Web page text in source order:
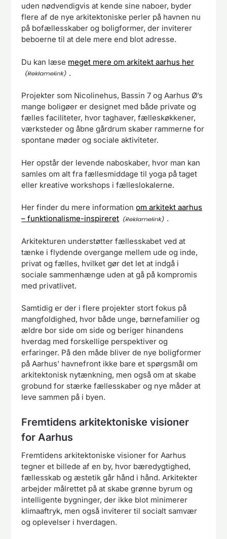
uden nødvendigvis at kende sine naboer, byder
flere af de nye arkitektoniske perler på havnen nu
på bofællesskaber og boligformer, der inviterer
beboerne til at dele mere end blot adresse.
Du kan læse meget mere om arkitekt aarhus her
.
Projekter som Nicolinehus, Bassin 7 og Aarhus Ø’s
mange boligøer er designet med både private og
fælles faciliteter, hvor taghaver, fælleskøkkener,
værksteder og åbne gårdrum skaber rammerne for
spontane møder og sociale aktiviteter.
Her opstår der levende naboskaber, hvor man kan
samles om alt fra fællesmiddage til yoga på taget
eller kreative workshops i fælleslokalerne.
Her finder du mere informationom arkitekt aarhus
– funktionalisme-inspireret
.
Arkitekturen understøtter fællesskabet ved at
tænke i flydende overgange mellem ude og inde,
privat og fælles, hvilket gør det let at indgå i
sociale sammenhænge uden at gå på kompromis
med privatlivet.
Samtidig er der i flere projekter stort fokus på
mangfoldighed, hvor både unge, børnefamilier og
ældre bor side om side og beriger hinandens
hverdag med forskellige perspektiver og
erfaringer. På den måde bliver de nye boligformer
på Aarhus’ havnefront ikke bare et spørgsmål om
arkitektonisk nytænkning, men også om at skabe
grobund for stærke fællesskaber og nye måder at
leve sammen på i byen.
Fremtidens arkitektoniske visioner
for Aarhus
Fremtidens arkitektoniske visioner for Aarhus
tegner et billede af en by, hvor bæredygtighed,
fællesskab og æstetik går hånd i hånd. Arkitekter
arbejder målrettet på at skabe grønne byrum og
intelligente bygninger, der ikke blot minimerer
klimaaftryk, men også inviterer til socialt samvær
og oplevelser i hverdagen.